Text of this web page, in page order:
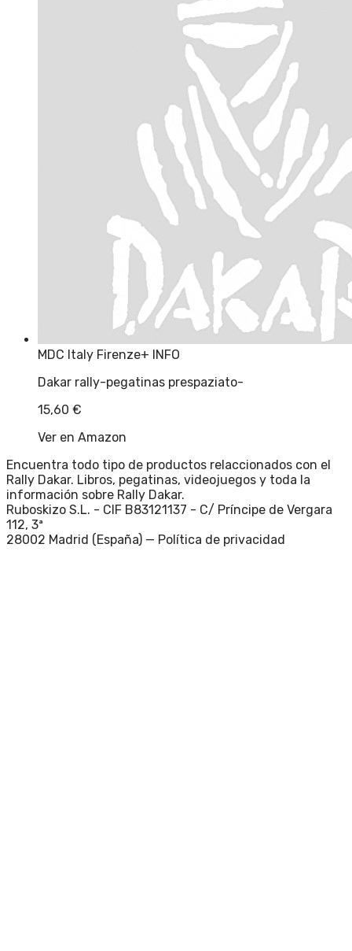
MDC Italy Firenze+ INFO
Dakar rally-pegatinas prespaziato-
15,60 €
Ver en Amazon
Encuentra todo tipo de productos relaccionados con el
Rally Dakar. Libros, pegatinas, videojuegos y toda la
información sobre Rally Dakar.
Ruboskizo S.L. - CIF B83121137 - C/ Príncipe de Vergara
112, 3ª
28002 Madrid (España) — Política de privacidad